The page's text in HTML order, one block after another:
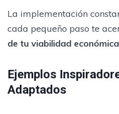
La implementación
cada pequeño paso te
de tu viabilidad económica
Ejemplos
Adaptados